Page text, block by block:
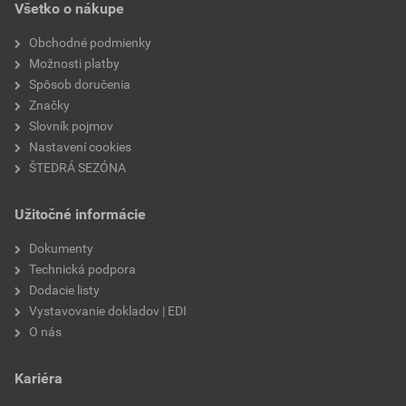
súčiniteľ tepelnej vodivosti
výrobca
faktor difúzneho odporu
fasády
podlahy
priečky
vetrané fasády
ploché strechy
terasy
Všetko o nákupe
Obchodné podmienky
Možnosti platby
Spôsob doručenia
Značky
Slovník pojmov
Nastavení cookies
ŠTEDRÁ SEZÓNA
Užitočné informácie
Dokumenty
Technická podpora
Dodacie listy
Vystavovanie dokladov | EDI
O nás
Kariéra